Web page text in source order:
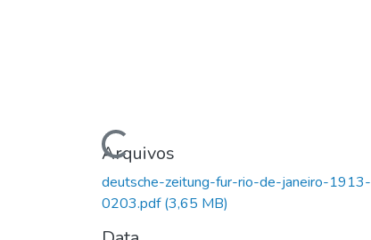
Carregando...
Arquivos
deutsche-zeitung-fur-rio-de-janeiro-1913-
0203.pdf(3,65 MB)